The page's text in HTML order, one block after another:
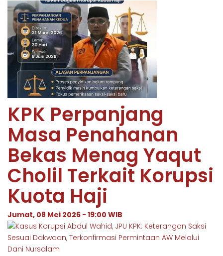
KPK Perpanjang
Masa Penahanan
Bekas Menag Yaqut
Cholil Terkait Korupsi
Kuota Haji
Jumat, 08 Mei 2026 - 19:00 WIB